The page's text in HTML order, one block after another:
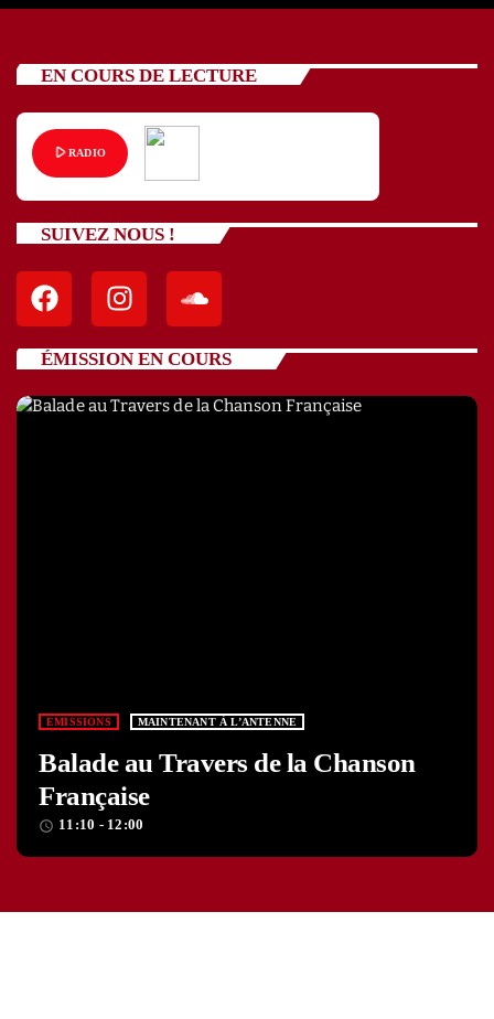
EN COURS DE LECTURE
play_arrowRADIO
SUIVEZ NOUS !
ÉMISSION EN COURS
EMISSIONS MAINTENANT À L’ANTENNE
Balade au Travers de la Chanson
Française
access_time 11:10 - 12:00